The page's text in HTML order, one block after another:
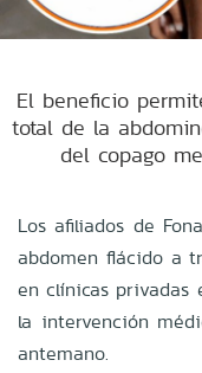
El beneficio
total de la
del copago
Los afiliados de
abdomen flácido a
en clínicas privadas
la intervención
antemano.